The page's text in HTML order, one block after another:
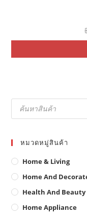
Products
search
หมวดหมู่สินค้า
Home & Living
Home And
Health And Beauty
Home Appliance